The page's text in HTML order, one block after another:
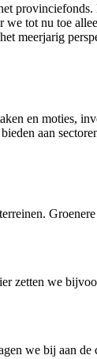
tot nu toe
meerjarig
en moties,
aan
we
we bij aan de